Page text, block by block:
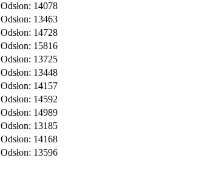
Odsłon: 14078
Odsłon: 13463
Odsłon: 14728
Odsłon: 15816
Odsłon: 13725
Odsłon: 13448
Odsłon: 14157
Odsłon: 14592
Odsłon: 14989
Odsłon: 13185
Odsłon: 14168
Odsłon: 13596